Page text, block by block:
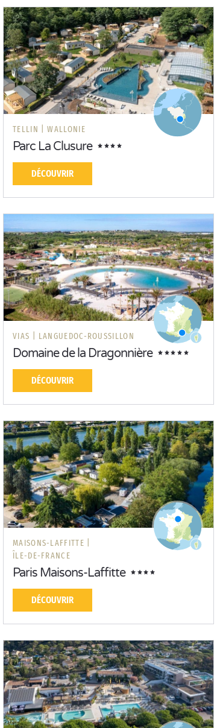
TELLIN | WALLONIE
Parc La Clusure
DÉCOUVRIR
VIAS | LANGUEDOC-ROUSSILLON
Domaine de la Dragonnière
DÉCOUVRIR
MAISONS-LAFFITTE |
ÎLE-DE-FRANCE
Paris Maisons-Laffitte
DÉCOUVRIR